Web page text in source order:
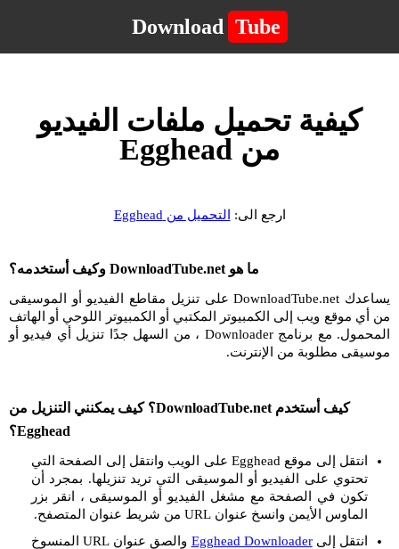
Download Tube
كيفية تحميل ملفات الفيديو
من Egghead
ارجع الى: التحميل من Egghead
ما هو DownloadTube.net وكيف أستخدمه؟
يساعدك DownloadTube.net على تنزيل مقاطع الفيديو أو الموسيقى
من أي موقع ويب إلى الكمبيوتر المكتبي أو الكمبيوتر اللوحي أو الهاتف
المحمول. مع برنامج Downloader ، من السهل جدًا تنزيل أي فيديو أو
موسيقى مطلوبة من الإنترنت.
كيف أستخدم DownloadTube.net؟ كيف يمكنني التنزيل من
Egghead؟
انتقل إلى موقع Egghead على الويب وانتقل إلى الصفحة التي
تحتوي على الفيديو أو الموسيقى التي تريد تنزيلها. بمجرد أن
تكون في الصفحة مع مشغل الفيديو أو الموسيقى ، انقر بزر
الماوس الأيمن وانسخ عنوان URL من شريط عنوان المتصفح.
انتقل إلىEgghead Downloader
والصق عنوان URL المنسوخ